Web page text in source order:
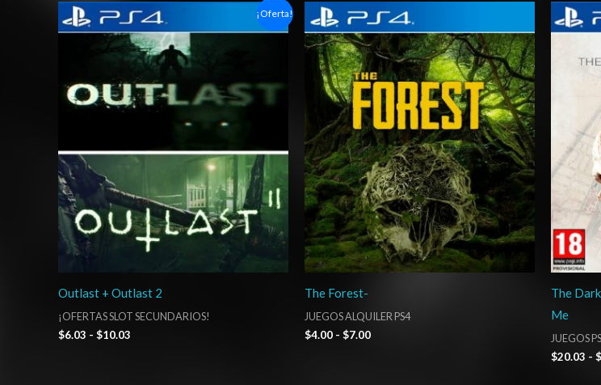
¡Oferta!
Outlast + Outlast 2
¡OFERTAS SLOT SECUNDARIOS!
$6.03 - $10.03
Rango
de
precios:
desde
$6.03
hasta
$10.03
The Forest-
JUEGOS ALQUILER PS4
$4.00 - $7.00
Rango
de
precios:
desde
$4.00
hasta
$7.00
The
Me
JUEGOS
$20.03 - $